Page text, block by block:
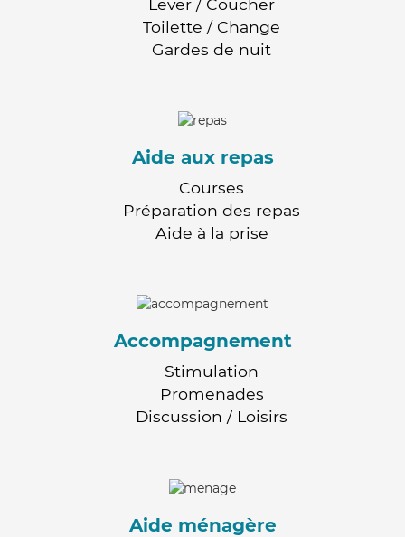
Toilette / Change
Gardes de nuit
Aide aux repas
Courses
Préparation des repas
Aide à la prise
Accompagnement
Stimulation
Promenades
Discussion / Loisirs
Aide ménagère